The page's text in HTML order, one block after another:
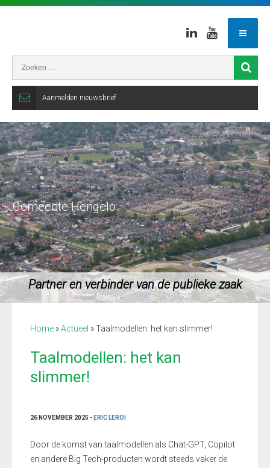
LinkedinYoutube
Aanmelden nieuwsbrief
Partner en verbinder van de publieke zaak
Gemeente Hengelo
Home »Actueel »Taalmodellen: het kan slimmer!
Taalmodellen: het kan
slimmer!
26 NOVEMBER 2025 - ERIC LEROI
Door de komst van taalmodellen als Chat-GPT, Copilot
en andere Big Tech-producten wordt steeds vaker de